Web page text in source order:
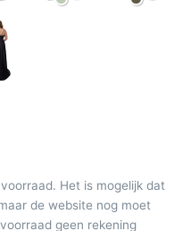
Het is mogelijk dat
de website nog moet
geen rekening